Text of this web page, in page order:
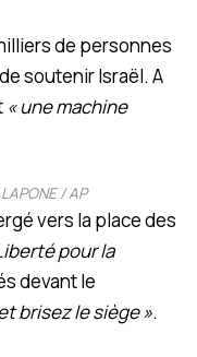
de personnes
soutenir Israël. A
« une machine
/ AP
vers la place des
pour la
devant le
brisez le siège ».